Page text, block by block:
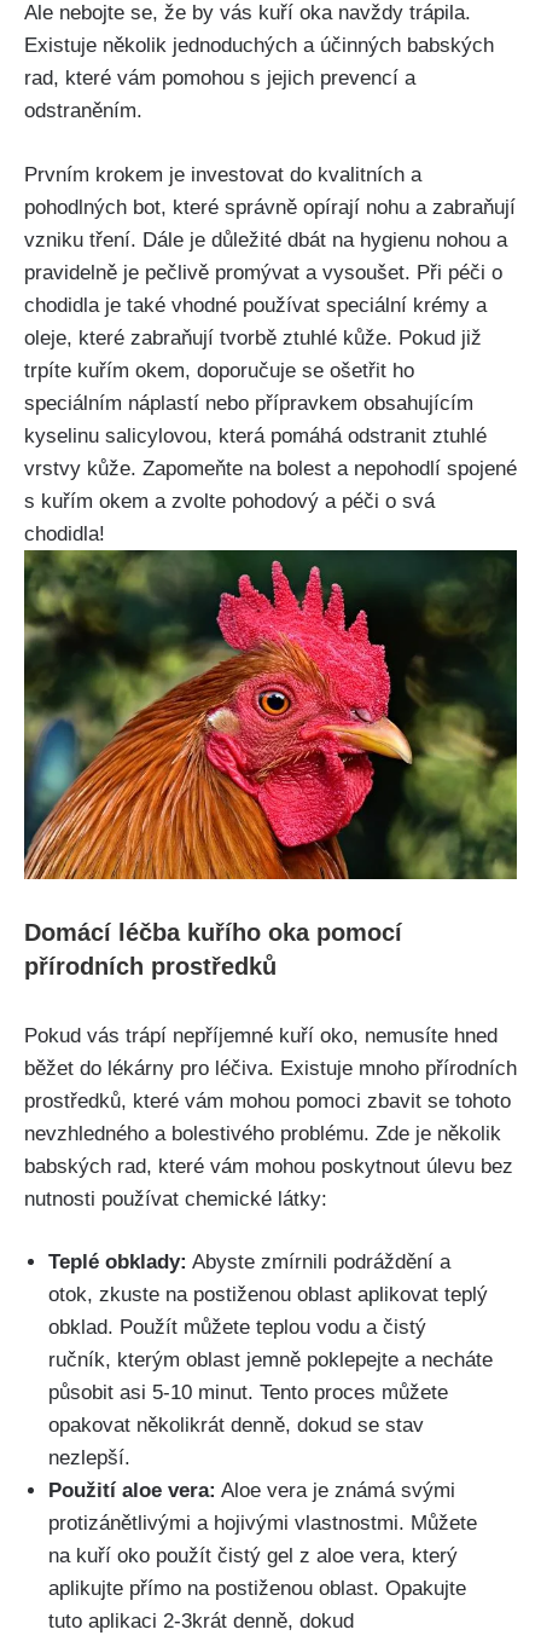
Ale nebojte se, že by vás kuří oka⁤ navždy ⁣trápila.
Existuje několik jednoduchých a účinných babských
rad, které vám pomohou s⁤ jejich prevencí a
odstraněním.
Prvním krokem⁤ je ⁣investovat ⁤do⁤ kvalitních⁣ a
pohodlných ​bot, které správně opírají ⁣nohu a ​zabraňují​
vzniku tření.⁤ Dále je ‍důležité dbát⁣ na hygienu nohou a
pravidelně je pečlivě‍ promývat a vysoušet. Při péči o
chodidla ⁢je také vhodné používat speciální krémy a
oleje, které zabraňují tvorbě⁢ ztuhlé kůže.​ Pokud již
trpíte ‌kuřím‍ okem, doporučuje se ošetřit ho⁤
speciálním náplastí ​nebo​ přípravkem ‍obsahujícím
kyselinu salicylovou, která pomáhá ⁤odstranit‍ ztuhlé
⁢vrstvy kůže. Zapomeňte na bolest a nepohodlí‍ spojené
⁤s kuřím okem​ a zvolte⁣ pohodový a péči o svá
chodidla!
Domácí ⁤léčba kuřího ⁢oka pomocí
přírodních prostředků
Pokud​ vás ⁤trápí⁤ nepříjemné kuří oko, ‌nemusíte hned
běžet do lékárny pro léčiva. Existuje mnoho přírodních
prostředků,​ které vám⁤ mohou pomoci zbavit se‌ tohoto
nevzhledného a ‌bolestivého problému. Zde je několik
babských rad, které vám mohou‌ poskytnout​ úlevu bez
nutnosti používat chemické látky:
Teplé obklady: ⁢Abyste zmírnili podráždění a
otok, zkuste ⁤na postiženou oblast aplikovat teplý
obklad. ⁣Použít můžete teplou vodu a čistý
ručník, kterým oblast jemně poklepejte a necháte
působit asi 5-10 minut. ​Tento proces ⁤můžete
opakovat několikrát denně, ​dokud se stav⁣
nezlepší.
Použití aloe vera: Aloe ⁤vera ‌je známá ⁤svými​
protizánětlivými a​ hojivými vlastnostmi. Můžete⁣
na kuří oko použít čistý gel⁤ z aloe‍ vera, ⁢který
aplikujte přímo ‌na postiženou⁣ oblast. Opakujte
tuto aplikaci 2-3krát denně,⁤ dokud